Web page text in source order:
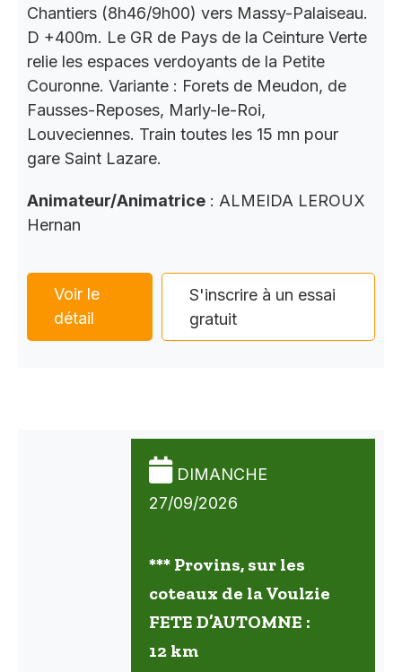
Chantiers (8h46/9h00) vers Massy-Palaiseau.
D +400m. Le GR de Pays de la Ceinture Verte
relie les espaces verdoyants de la Petite
Couronne. Variante : Forets de Meudon, de
Fausses-Reposes, Marly-le-Roi,
Louveciennes. Train toutes les 15 mn pour
gare Saint Lazare.
Animateur/Animatrice : ALMEIDA LEROUX
Hernan
Voir le
détail
S'inscrire à un essai
gratuit
DIMANCHE
27/09/2026
*** Provins, sur les
coteaux de la Voulzie
FETE D’AUTOMNE :
12 km